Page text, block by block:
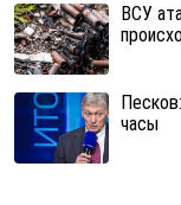
ВСУ
часы